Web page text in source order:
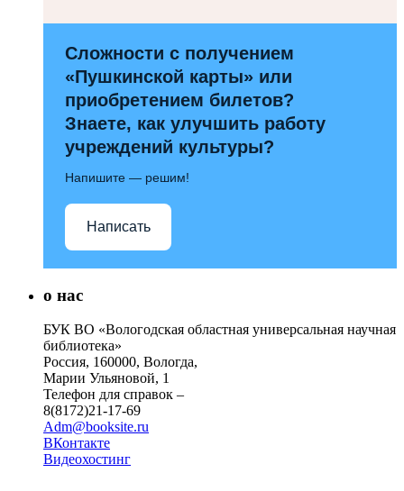
Сложности с получением
«Пушкинской карты» или
приобретением билетов?
Знаете, как улучшить работу
учреждений культуры?
Напишите — решим!
Написать
о нас
БУК ВО «Вологодская областная универсальная научная
библиотека»
Россия, 160000, Вологда,
Марии Ульяновой, 1
Телефон для справок –
8(8172)21-17-69
Adm@booksite.ru
ВКонтакте
Видеохостинг